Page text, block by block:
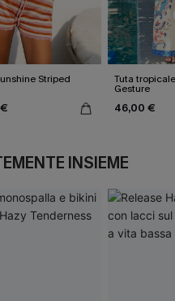
Striped Tuta
Gesture
46,00 €
INSIEME